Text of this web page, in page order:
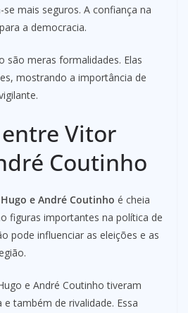
mais seguros. A confiança na
a democracia.
são meras formalidades. Elas
mostrando a importância de
Vitor
Coutinho
e André Coutinho é cheia
figuras importantes na política de
pode influenciar as eleições e as
e André Coutinho tiveram
também de rivalidade. Essa